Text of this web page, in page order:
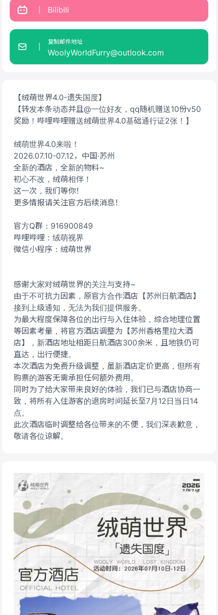
【绒萌世界4.0-遗失国度】
【转发本条动态并且@一位好友，qq随机赠送10份v50
奖励！哔哩哔哩赠送绒萌世界4.0基础通行证2张！】
绒萌世界4.0来啦！
2026.07.10-07.12，中国·苏州
全新的酒店，全新的物料~
初心不改，绒萌相伴！
这一次，我们等你！
更多情报请关注官方后续消息！
官方Q群：916900849
哔哩哔哩：绒萌视界
微信小程序：绒萌世界
感谢大家对绒萌世界的关注与支持~
由于不可抗力因素，原官方合作酒店【苏州日航酒店】
接到上级通知，无法为我们提供服务。
为最大程度保障各位的出行与入住体验，综合地理位置
等因素考量，将官方酒店调整为【苏州香格里拉大酒
店】，新酒店地址相距日航酒店300余米，且地铁仍可
直达，出行便捷。
本次酒店为免费升级调整，虽新酒店定价更高，但所有
购票的游客无需承担任何额外费用。
同时为了给大家带来良好的体验，我们已与酒店协商一
致，将所有入住游客的退房时间延长至7月12日当日14
点。
此次酒店临时调整给各位带来的不便，我们深表歉意，
敬请各位谅解。
Bilibili
复制邮件地址
WoolyWorldFurry@outlook.com